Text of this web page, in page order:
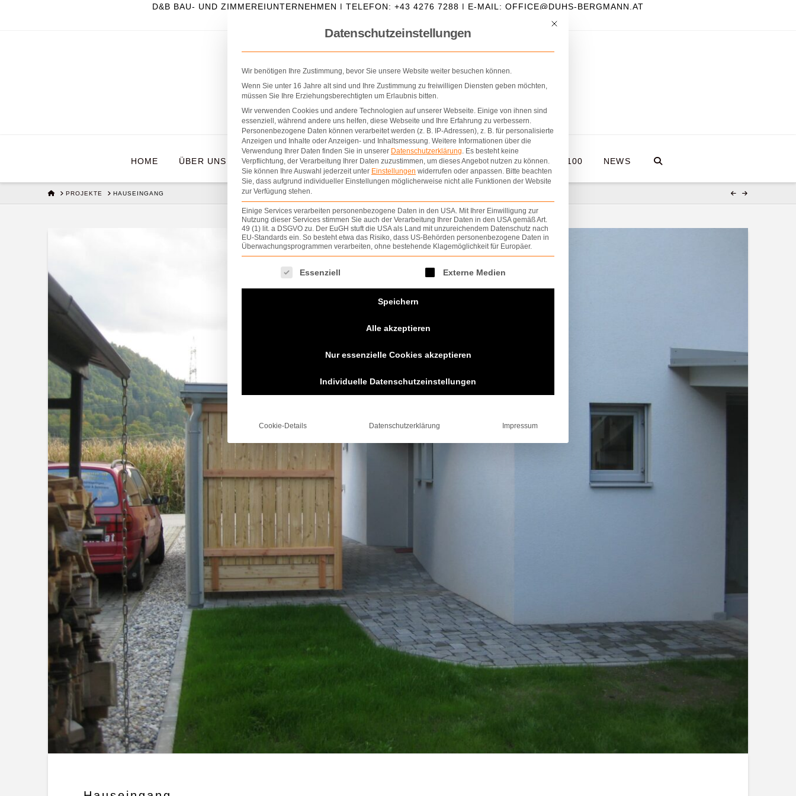
D&B BAU- UND ZIMMEREIUNTERNEHMEN | TELEFON: +43 4276 7288 | E-MAIL: OFFICE@DUHS-BERGMANN.AT
HOME ÜBER UNS BROSCHÜRE PROJEKTE EIGENPROJEKTE THOMA HOLZ100 NEWS
HOMEPROJEKTE HAUSEINGANG
Mit diesem Button wird der Dialog geschlossen. Seine Funktionalität ist
Datenschutzeinstellungen
Wir benötigen Ihre Zustimmung, bevor Sie unsere Website weiter besuchen können.
Wenn Sie unter 16 Jahre alt sind und Ihre Zustimmung zu freiwilligen Diensten geben möchten,
müssen Sie Ihre Erziehungsberechtigten um Erlaubnis bitten.
Wir verwenden Cookies und andere Technologien auf unserer Webseite. Einige von ihnen sind
essenziell, während andere uns helfen, diese Webseite und Ihre Erfahrung zu verbessern.
Personenbezogene Daten können verarbeitet werden (z. B. IP-Adressen), z. B. für personalisierte
Anzeigen und Inhalte oder Anzeigen- und Inhaltsmessung. Weitere Informationen über die
Verwendung Ihrer Daten finden Sie in unserer Datenschutzerklärung. Es besteht keine
Verpflichtung, der Verarbeitung Ihrer Daten zuzustimmen, um dieses Angebot nutzen zu können.
Sie können Ihre Auswahl jederzeit unter Einstellungen widerrufen oder anpassen. Bitte beachten
Sie, dass aufgrund individueller Einstellungen möglicherweise nicht alle Funktionen der Website
zur Verfügung stehen.
Einige Services verarbeiten personenbezogene Daten in den USA. Mit Ihrer Einwilligung zur
Nutzung dieser Services stimmen Sie auch der Verarbeitung Ihrer Daten in den USA gemäß Art.
49 (1) lit. a DSGVO zu. Der EuGH stuft die USA als Land mit unzureichendem Datenschutz nach
EU-Standards ein. So besteht etwa das Risiko, dass US-Behörden personenbezogene Daten in
Überwachungsprogrammen verarbeiten, ohne bestehende Klagemöglichkeit für Europäer.
Es folgt eine Liste der Service-Gruppen, für die eine Einwilligung erteilt werden kann. Die erste Service-Gruppe ist essenziell und kann nicht
Essenziell Externe Medien
Speichern
Alle akzeptieren
Nur essenzielle Cookies akzeptieren
Individuelle Datenschutzeinstellungen
Cookie-Details Datenschutzerklärung Impressum